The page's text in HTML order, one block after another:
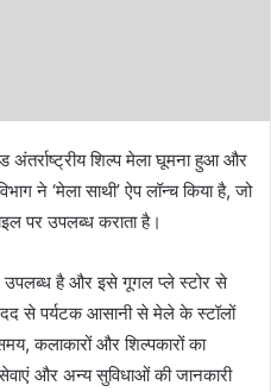
शिल्प मेला घूमना हुआ और
ने ‘मेला साथी’ ऐप लॉन्च किया है, जो
पर उपलब्ध कराता है।
उपलब्ध है और इसे गूगल प्ले स्टोर से
से पर्यटक आसानी से मेले के स्टॉलों
कलाकारों और शिल्पकारों का
और अन्य सुविधाओं की जानकारी